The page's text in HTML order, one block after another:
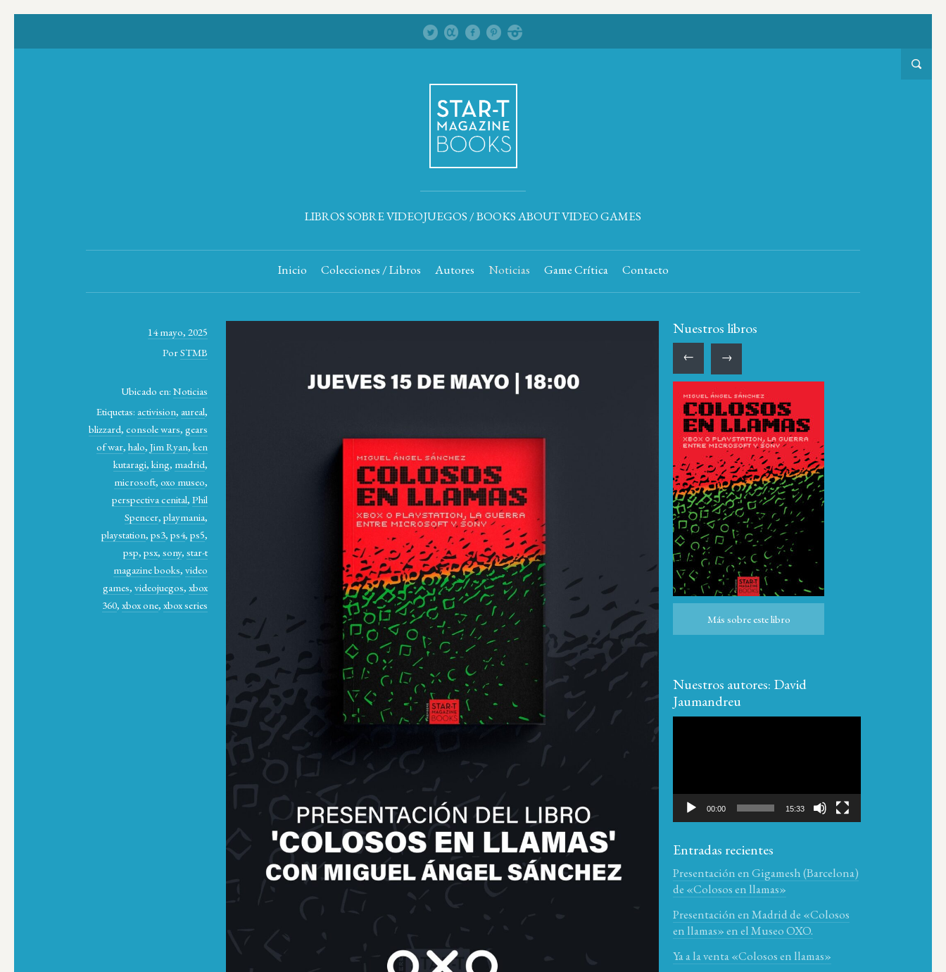
LIBROS SOBRE VIDEOJUEGOS / BOOKS ABOUT VIDEO GAMES
Inicio Colecciones / Libros Autores Noticias Game Crítica Contacto
14 mayo, 2025
PorSTMB
Ubicado en:Noticias
Etiquetas: activision, aureal,
blizzard,console wars,gears
of war,halo,Jim Ryan,ken
kutaragi,king, madrid,
microsoft,oxo museo,
perspectiva cenital,Phil
Spencer,playmania,
playstation,ps3,ps4,ps5,
psp,psx,sony,star-t
magazine books,video
games,videojuegos,xbox
360,xbox one,xbox series
Nuestros libros
← →
Más sobre este libro Más sobre este libro
Nuestros autores: David
Jaumandreu
00:00 15:33
Entradas recientes
Presentación en Gigamesh (Barcelona)
de «Colosos en llamas»
Presentación en Madrid de «Colosos
en llamas» en el Museo OXO.
Ya a la venta «Colosos en llamas»